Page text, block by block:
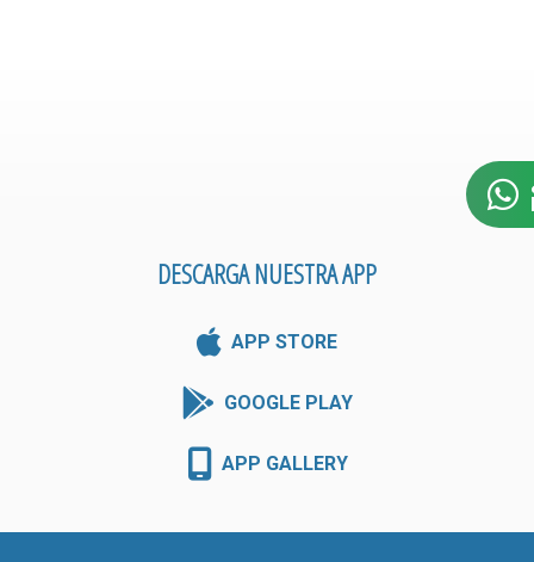
DESCARGA NUESTRA APP
APP STORE
GOOGLE PLAY
APP GALLERY